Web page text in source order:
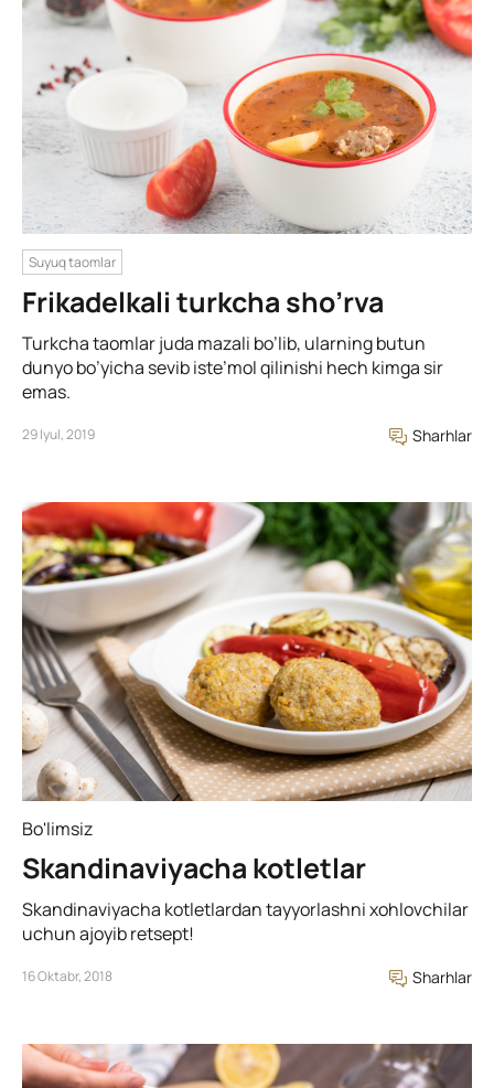
Suyuq taomlar
Frikadelkali turkcha sho’rva
Turkcha taomlar juda mazali bo’lib, ularning butun
dunyo bo’yicha sevib iste’mol qilinishi hech kimga sir
emas.
29 Iyul, 2019 Sharhlar
Bo'limsiz
Skandinaviyacha kotletlar
Skandinaviyacha kotletlardan tayyorlashni xohlovchilar
uchun ajoyib retsept!
16 Oktabr, 2018 Sharhlar